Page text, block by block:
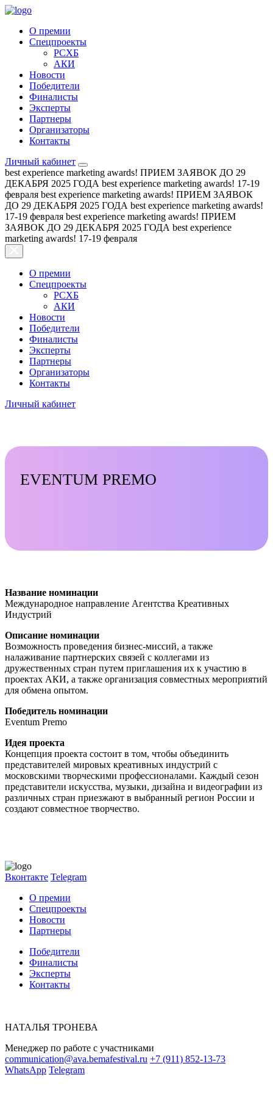
О премии
Спецпроекты
РСХБ
АКИ
Новости
Победители
Финалисты
Эксперты
Партнеры
Организаторы
Контакты
Личный кабинет
best experience marketing awards! ПРИЕМ ЗАЯВОК ДО 29
ДЕКАБРЯ 2025 ГОДА best experience marketing awards! 17-19
февраля best experience marketing awards! ПРИЕМ ЗАЯВОК
ДО 29 ДЕКАБРЯ 2025 ГОДА best experience marketing awards!
17-19 февраля best experience marketing awards! ПРИЕМ
ЗАЯВОК ДО 29 ДЕКАБРЯ 2025 ГОДА best experience
marketing awards! 17-19 февраля
О премии
Спецпроекты
РСХБ
АКИ
Новости
Победители
Финалисты
Эксперты
Партнеры
Организаторы
Контакты
Личный кабинет
EVENTUM PREMO
Название номинации
Международное направление Агентства Креативных
Индустрий
Описание номинации
Возможность проведения бизнес-миссий, а также
налаживание партнерских связей с коллегами из
дружественных стран путем приглашения их к участию в
проектах АКИ, а также организация совместных мероприятий
для обмена опытом.
Победитель номинации
Eventum Premo
Идея проекта
Концепция проекта состоит в том, чтобы объединить
представителей мировых креативных индустрий с
московскими творческими профессионалами. Каждый сезон
представители искусства, музыки, дизайна и видеографии из
различных стран приезжают в выбранный регион России и
создают совместное творчество.
Вконтакте Telegram
О премии
Спецпроекты
Новости
Партнеры
Победители
Финалисты
Эксперты
Контакты
НАТАЛЬЯ ТРОНЕВА
Менеджер по работе с участниками
communication@ava.bemafestival.ru +7 (911) 852-13-73
WhatsApp Telegram